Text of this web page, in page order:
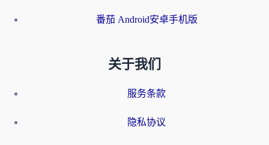
番茄 Android安卓手机版
关于我们
服务条款
隐私协议